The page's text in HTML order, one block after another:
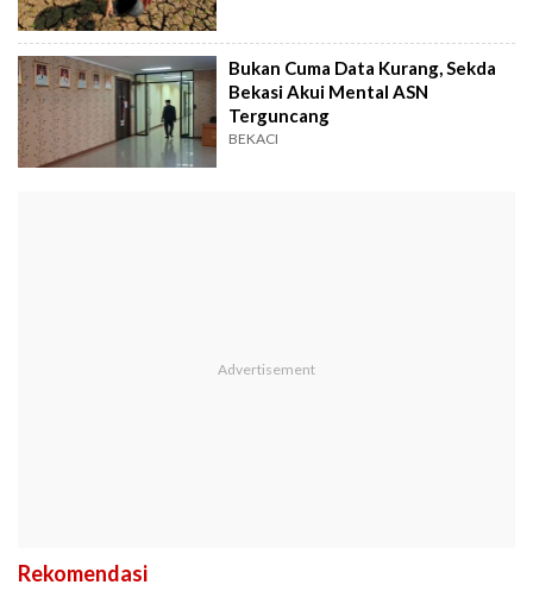
Bukan Cuma Data Kurang, Sekda
Bekasi Akui Mental ASN
Terguncang
BEKACI
Rekomendasi